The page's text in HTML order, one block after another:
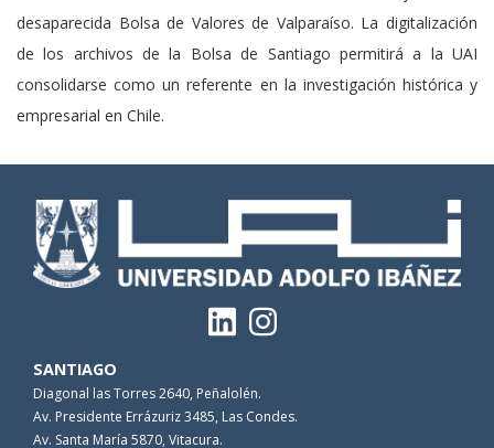
desaparecida Bolsa de Valores de Valparaíso. La digitalización
de los archivos de la Bolsa de Santiago permitirá a la UAI
consolidarse como un referente en la investigación histórica y
empresarial en Chile.
SANTIAGO
Diagonal las Torres 2640, Peñalolén.
Av. Presidente Errázuriz 3485, Las Condes.
Av. Santa María 5870, Vitacura.